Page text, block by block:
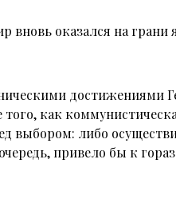
оказался на грани
достижениями
как
выбором: либо
привело бы к